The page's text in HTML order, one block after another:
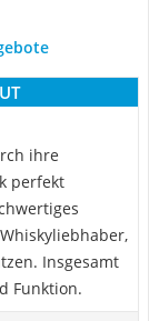
ihre
perfekt
Insgesamt
Funktion.